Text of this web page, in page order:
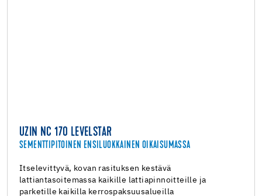
UZIN NC 170 LEVELSTAR
SEMENTTIPITOINEN ENSILUOKKAINEN OIKAISUMASSA
Itselevittyvä, kovan rasituksen kestävä
lattiantasoitemassa kaikille lattiapinnoitteille ja
parketille kaikilla kerrospaksuusalueilla